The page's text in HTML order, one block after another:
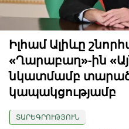
Իլհամ Ալիևը
«Ղարաբաղ»-ին
նկատմամբ
կապակցությամբ
ՏԱՐԵԳՐՈՒԹՅՈՒՆ